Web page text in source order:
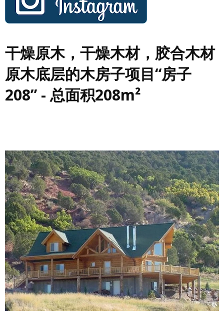
干燥原木，干燥木材，胶合木材
原木底层的木房子项目“房子
208” - 总面积208m²